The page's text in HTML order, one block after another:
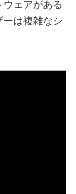
ェアがある
は複雑なシ